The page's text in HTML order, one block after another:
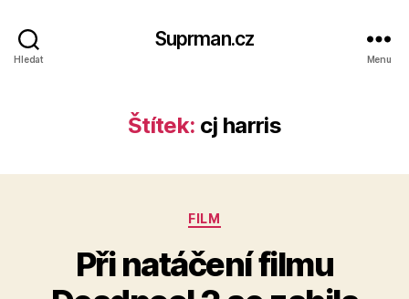
Hledat
Suprman.cz
Menu
Štítek: cj harris
Rubriky
FILM
Při natáčení filmu